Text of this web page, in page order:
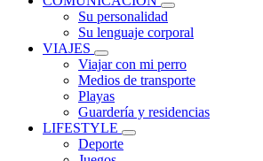
Su personalidad
Su lenguaje corporal
VIAJES
Viajar con mi perro
Medios de transporte
Playas
Guardería y residencias
LIFESTYLE
Deporte